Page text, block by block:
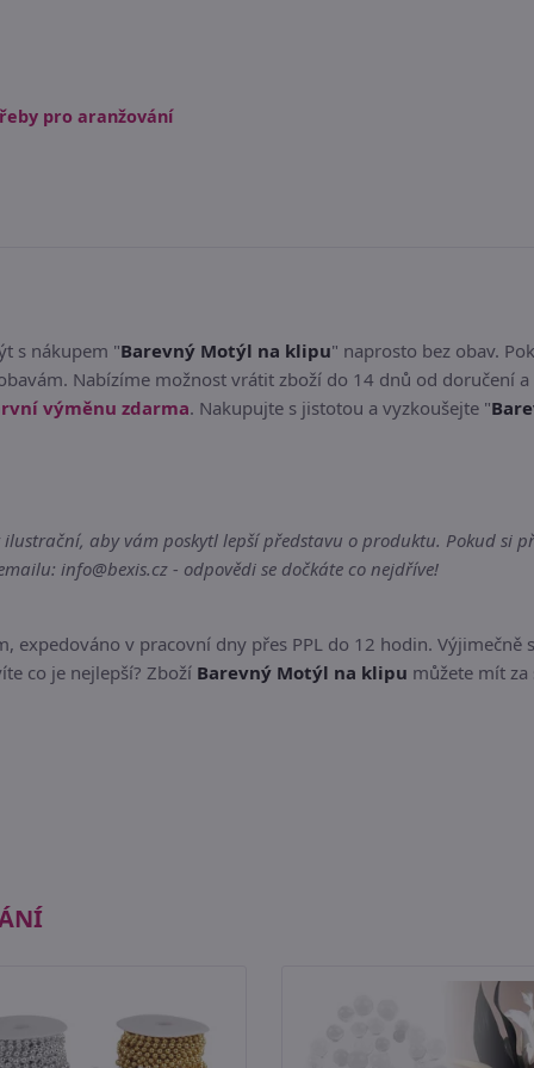
pro aranžování
s nákupem "Barevný Motýl na klipu" naprosto bez obav.
Nabízíme možnost vrátit zboží do 14 dnů od doručení
výměnu zdarma. Nakupujte s jistotou a vyzkoušejte "
aby vám poskytl lepší představu o produktu. Pokud si
info@bexis.cz - odpovědi se dočkáte co nejdříve!
expedováno v pracovní dny přes PPL do 12 hodin.
co je nejlepší? Zboží Barevný Motýl na klipu můžete mít